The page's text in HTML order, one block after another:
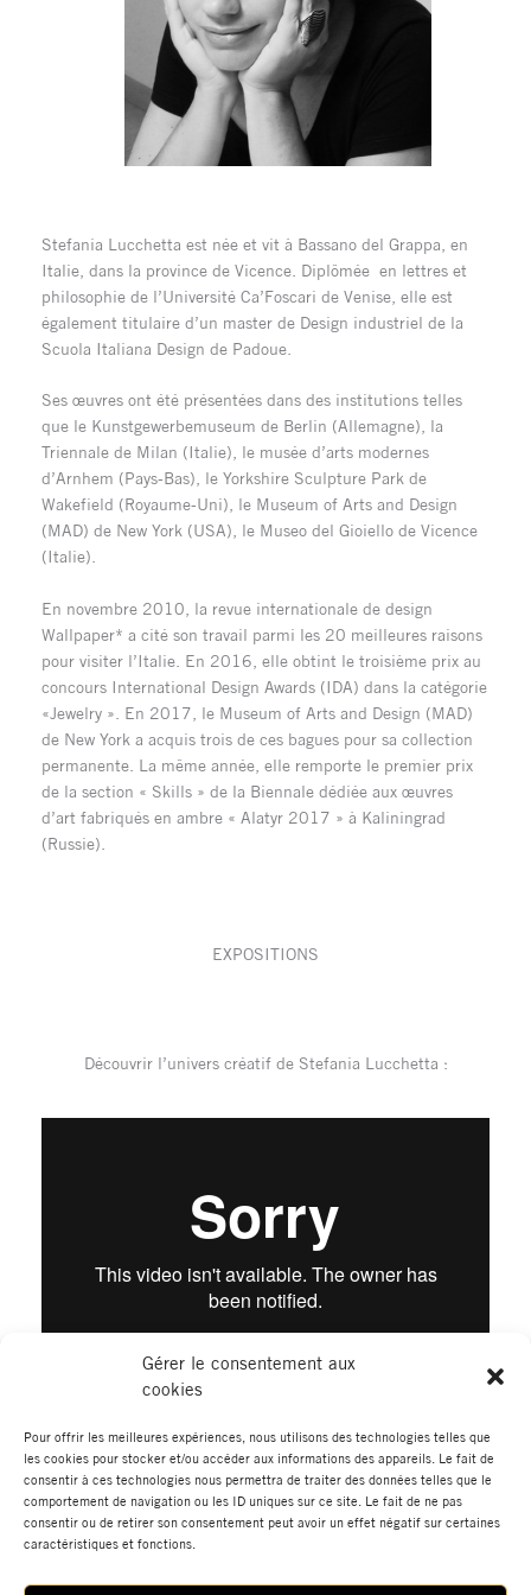
Gérer le consentement aux
cookies
Pour offrir les meilleures expériences, nous utilisons des technologies telles que
les cookies pour stocker et/ou accéder aux informations des appareils. Le fait de
consentir à ces technologies nous permettra de traiter des données telles que le
comportement de navigation ou les ID uniques sur ce site. Le fait de ne pas
consentir ou de retirer son consentement peut avoir un effet négatif sur certaines
caractéristiques et fonctions.
Stefania Lucchetta est née et vit à Bassano del Grappa, en
Italie, dans la province de Vicence. Diplômée en lettres et
philosophie de l’Université Ca’Foscari de Venise, elle est
également titulaire d’un master de Design industriel de la
Scuola Italiana Design de Padoue.
Ses œuvres ont été présentées dans des institutions telles
que le Kunstgewerbemuseum de Berlin (Allemagne), la
Triennale de Milan (Italie), le musée d’arts modernes
d’Arnhem (Pays-Bas), le Yorkshire Sculpture Park de
Wakefield (Royaume-Uni), le Museum of Arts and Design
(MAD) de New York (USA), le Museo del Gioiello de Vicence
(Italie).
En novembre 2010, la revue internationale de design
Wallpaper* a cité son travail parmi les 20 meilleures raisons
pour visiter l’Italie. En 2016, elle obtint le troisième prix au
concours International Design Awards (IDA) dans la catégorie
«Jewelry ». En 2017, le Museum of Arts and Design (MAD)
de New York a acquis trois de ces bagues pour sa collection
permanente. La même année, elle remporte le premier prix
de la section « Skills » de la Biennale dédiée aux œuvres
d’art fabriqués en ambre « Alatyr 2017 » à Kaliningrad
(Russie).
EXPOSITIONS
Découvrir l’univers créatif de Stefania Lucchetta :
Élément de portfolio
précédent
Élément de portfolio suivant→